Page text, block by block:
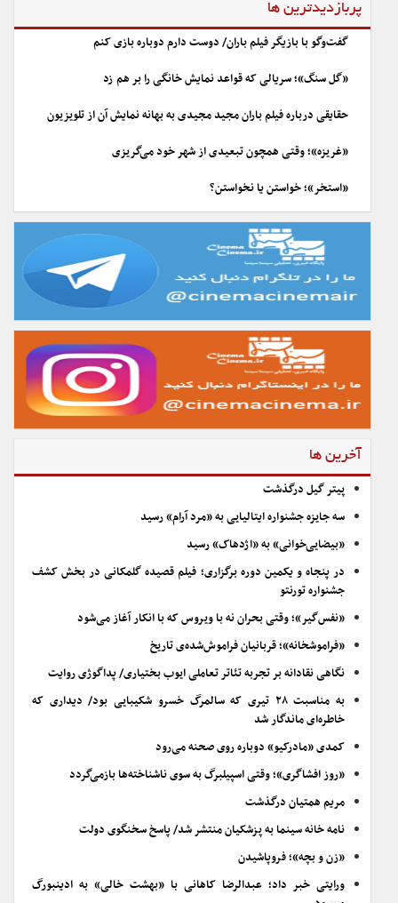
پربازدیدترین ها
گفت‌وگو با بازیگر فیلم باران/ دوست دارم دوباره بازی کنم
«گل سنگ»؛ سریالی که قواعد نمایش خانگی را بر هم زد
حقایقی درباره فیلم باران مجید مجیدی به بهانه نمایش آن از تلویزیون
«غریزه»؛ وقتی همچون تبعیدی از شهر خود می‌گریزی
«استخر»؛ خواستن یا نخواستن؟
آخرین ها
پیتر گیل درگذشت
سه جایزه جشنواره ایتالیایی به «مرد آرام» رسید
«بیضایی‌خوانی» به «اژدهاک» رسید
در پنجاه و یکمین دوره برگزاری؛ فیلم قصیده گلمکانی در بخش کشف
جشنواره تورنتو
«نفس‌گیر»؛ وقتی بحران نه با ویروس که با انکار آغاز می‌شود
«فراموشخانه»؛ قربانیان فراموش‌شده‌ی تاریخ
نگاهی نقادانه بر تجربه تئاتر تعاملی ایوب بختیاری/ پداگوژی روایت
به مناسبت ۲۸ تیری که سالمرگ خسرو شکیبایی بود/ دیداری که
خاطره‌ای ماندگار شد
کمدی «مادرکیو» دوباره روی صحنه می‌رود
«روز افشاگری»؛ وقتی اسپیلبرگ به سوی ناشناخته‌ها بازمی‌گردد
مریم همتیان درگذشت
نامه خانه سینما به پزشکیان منتشر شد/ پاسخ سخنگوی دولت
«زن و بچه»؛ فروپاشیدن
ورایتی خبر داد؛ عبدالرضا کاهانی با «بهشت خالی» به ادینبورگ